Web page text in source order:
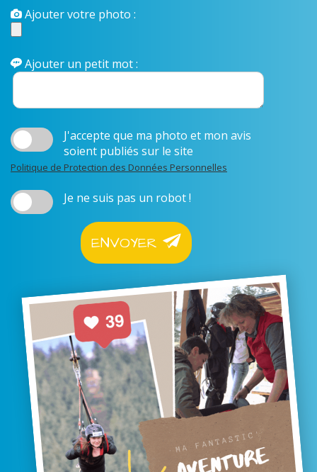
Ajouter votre photo :
Ajouter un petit mot :
J'accepte que ma photo et mon avis
soient publiés sur le site
Politique de Protection des Données Personnelles
Je ne suis pas un robot !
ENVOYER